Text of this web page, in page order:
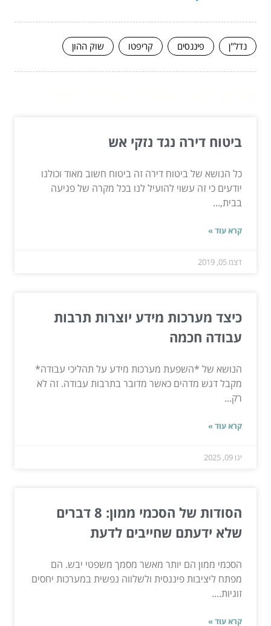
נדל"ן פיננסים קריפטו שוק ההון
ביטוח דירה נגד נזקי אש
כל הנושא של ביטוח דירה זה ביטוח חשוב מאוד וכולנו
יודעים כי זה עשוי להועיל לנו בכל מקרה של פגיעה
בבית,...
קרא עוד »
דצמ 05, 2019
כיצד מערכות מידע יוצרות תרבות
עבודה חכמה
הנושא של *השפעת מערכות מידע על תהליכי עבודה*
מקבל דגש מדהים כאשר מדובר בתרבות עבודה. זה לא
רק...
קרא עוד »
ינו 09, 2025
הסודות של הסכמי ממון: 8 דברים
שלא ידעתם שחייבים לדעת
הסכמי ממון הם יותר מאשר מסמך משפטי יבש. הם
מפתח ליציבות פיננסית ולשלווה נפשית במערכות יחסים
זוגיות....
קרא עוד »